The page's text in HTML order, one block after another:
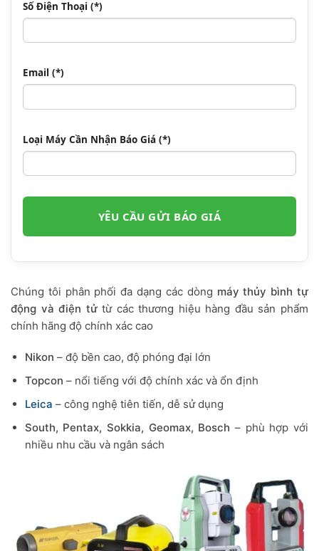
Số Điện Thoại (*)
Email (*)
Loại Máy Cần Nhận Báo Giá (*)
Chúng tôi phân phối đa dạng các dòng máy thủy bình tự
động và điện tửtừ các thương hiệu hàng đầu sản phẩm
chính hãng độ chính xác cao
Nikon – độ bền cao, độ phóng đại lớn
Topcon – nổi tiếng với độ chính xác và ổn định
Leica – công nghệ tiên tiến, dễ sử dụng
South, Pentax, Sokkia, Geomax, Bosch – phù hợp với
nhiều nhu cầu và ngân sách